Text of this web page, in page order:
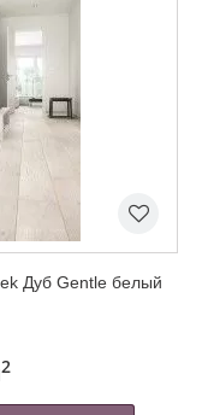
Дуб Gentle белый
2